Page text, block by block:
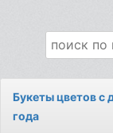
Букеты цветов с
года